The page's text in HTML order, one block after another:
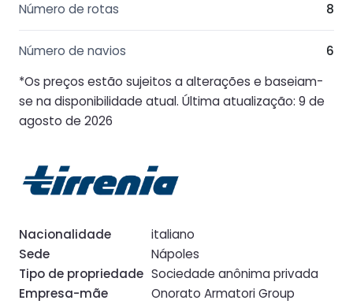
Número de rotas 8
Número de navios
6
*Os preços estão sujeitos a alterações e baseiam-
se na disponibilidade atual. Última atualização: 9 de
agosto de 2026
Nacionalidade
italiano
Sede
Nápoles
Tipo de propriedade Sociedade anônima privada
Empresa-mãe
Onorato Armatori Group